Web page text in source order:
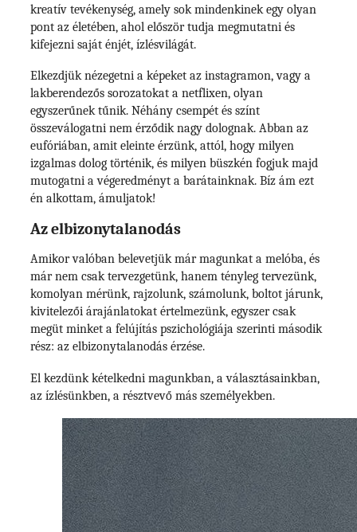
kreatív tevékenység, amely sok mindenkinek egy olyan
pont az életében, ahol először tudja megmutatni és
kifejezni saját énjét, ízlésvilágát.
Elkezdjük nézegetni a képeket az instagramon, vagy a
lakberendezős sorozatokat a netflixen, olyan
egyszerűnek tűnik. Néhány csempét és színt
összeválogatni nem érződik nagy dolognak. Abban az
eufóriában, amit eleinte érzünk, attól, hogy milyen
izgalmas dolog történik, és milyen büszkén fogjuk majd
mutogatni a végeredményt a barátainknak. Bíz ám ezt
én alkottam, ámuljatok!
Az elbizonytalanodás
Amikor valóban belevetjük már magunkat a melóba, és
már nem csak tervezgetünk, hanem tényleg tervezünk,
komolyan mérünk, rajzolunk, számolunk, boltot járunk,
kivitelezői árajánlatokat értelmezünk, egyszer csak
megüt minket a felújítás pszichológiája szerinti második
rész: az elbizonytalanodás érzése.
El kezdünk kételkedni magunkban, a választásainkban,
az ízlésünkben, a résztvevő más személyekben.